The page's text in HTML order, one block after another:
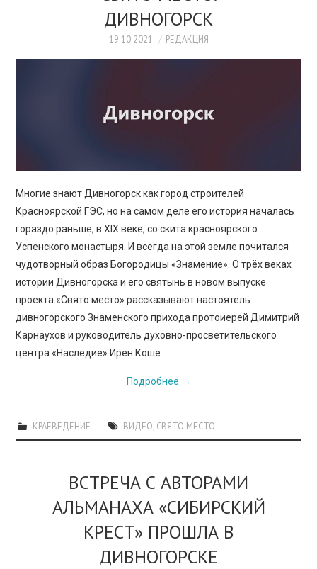
ДИВНОГОРСК
19.10.2021 РЕДАКЦИЯ
Многие знают Дивногорск как город строителей
Красноярской ГЭС, но на самом деле его история началась
гораздо раньше, в XIX веке, со скита красноярского
Успенского монастыря. И всегда на этой земле почитался
чудотворный образ Богородицы «Знамение». О трёх веках
истории Дивногорска и его святынь в новом выпуске
проекта «Свято место» рассказывают настоятель
дивногорского Знаменского прихода протоиерей Димитрий
Карнаухов и руководитель духовно-просветительского
центра «Наследие» Ирен Коше
Подробнее →
КРАЕВЕДЕНИЕ ВИДЕО СВЯТО МЕСТО
ВСТРЕЧА С АВТОРАМИ
АЛЬМАНАХА «СИБИРСКИЙ
КРЕСТ» ПРОШЛА В
ДИВНОГОРСКЕ